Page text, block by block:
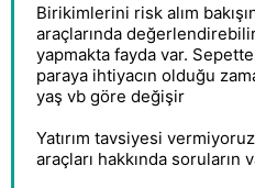
Birikimlerini risk alım
araçlarında
yapmakta fayda var.
paraya ihtiyacın olduğu
yaş vb göre değişir
Yatırım tavsiyesi
araçları hakkında